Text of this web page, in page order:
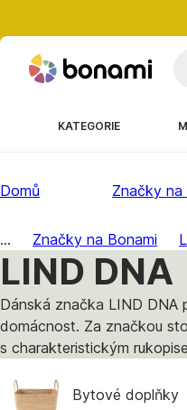
KATEGORIE
Domů Značky na
... Značky na Bonami
LIND DNA
Dánská značka LIND
domácnost. Za značkou
s charakteristickým
Bytové doplňky